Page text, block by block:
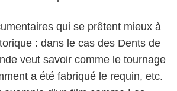
qui se prêtent mieux à
: dans le cas des Dents de
veut savoir comme le tournage
a été fabriqué le requin, etc.